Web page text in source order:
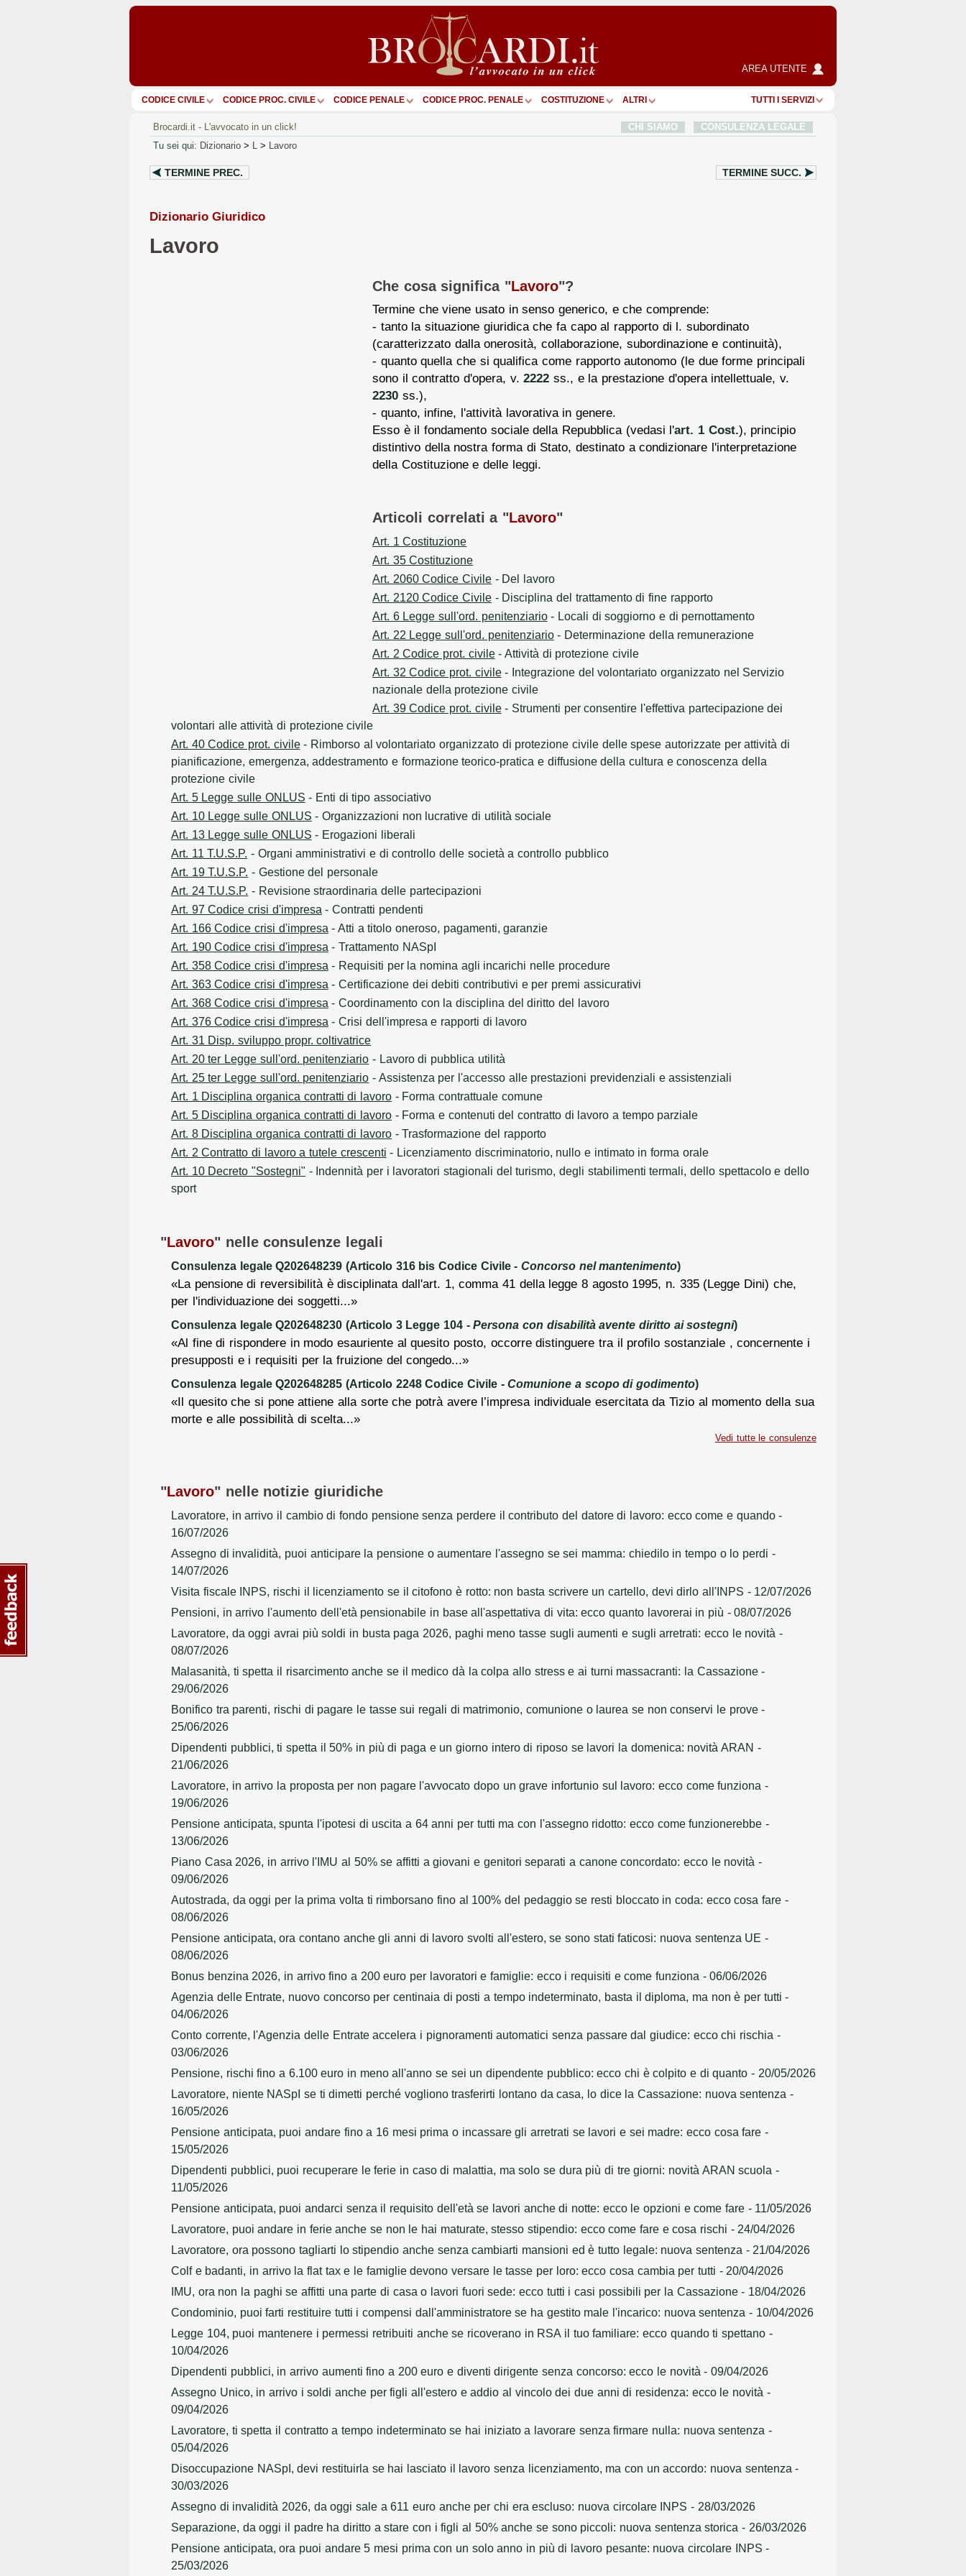
AREA UTENTE
CODICE CIVILE CODICE PROC. CIVILE CODICE PENALE CODICE PROC. PENALE COSTITUZIONE ALTRI TUTTI I SERVIZI
Brocardi.it - L'avvocato in un click! CHI SIAMO
CONSULENZA LEGALE
Tu sei qui: Dizionario > L > Lavoro
TERMINE PREC. TERMINE SUCC.
Dizionario Giuridico
Lavoro
Che cosa significa "Lavoro"?
Termine che viene usato in senso generico, e che comprende:
- tanto la situazione giuridica che fa capo al rapporto di l. subordinato
(caratterizzato dalla onerosità, collaborazione, subordinazione e continuità),
- quanto quella che si qualifica come rapporto autonomo (le due forme principali
sono il contratto d'opera, v.2222 ss., e la prestazione d'opera intellettuale, v.
2230 ss.),
- quanto, infine, l'attività lavorativa in genere.
Esso è il fondamento sociale della Repubblica (vedasi l'art. 1 Cost.), principio
distintivo della nostra forma di Stato, destinato a condizionare l'interpretazione
della Costituzione e delle leggi.
Articoli correlati a "Lavoro"
Art. 1 Costituzione
Art. 35 Costituzione
Art. 2060 Codice Civile - Del lavoro
Art. 2120 Codice Civile - Disciplina del trattamento di fine rapporto
Art. 6 Legge sull'ord. penitenziario- Locali di soggiorno e di pernottamento
Art. 22 Legge sull'ord. penitenziario- Determinazione della remunerazione
Art. 2 Codice prot. civile- Attività di protezione civile
Art. 32 Codice prot. civile- Integrazione del volontariato organizzato nel Servizio
nazionale della protezione civile
Art. 39 Codice prot. civile- Strumenti per consentire l'effettiva partecipazione dei
volontari alle attività di protezione civile
Art. 40 Codice prot. civile- Rimborso al volontariato organizzato di protezione civile delle spese autorizzate per attività di
pianificazione, emergenza, addestramento e formazione teorico-pratica e diffusione della cultura e conoscenza della
protezione civile
Art. 5 Legge sulle ONLUS - Enti di tipo associativo
Art. 10 Legge sulle ONLUS - Organizzazioni non lucrative di utilità sociale
Art. 13 Legge sulle ONLUS - Erogazioni liberali
Art. 11 T.U.S.P. - Organi amministrativi e di controllo delle società a controllo pubblico
Art. 19 T.U.S.P. - Gestione del personale
Art. 24 T.U.S.P. - Revisione straordinaria delle partecipazioni
Art. 97 Codice crisi d'impresa - Contratti pendenti
Art. 166 Codice crisi d'impresa - Atti a titolo oneroso, pagamenti, garanzie
Art. 190 Codice crisi d'impresa - Trattamento NASpI
Art. 358 Codice crisi d'impresa - Requisiti per la nomina agli incarichi nelle procedure
Art. 363 Codice crisi d'impresa - Certificazione dei debiti contributivi e per premi assicurativi
Art. 368 Codice crisi d'impresa - Coordinamento con la disciplina del diritto del lavoro
Art. 376 Codice crisi d'impresa - Crisi dell'impresa e rapporti di lavoro
Art. 31 Disp. sviluppo propr. coltivatrice
Art. 20 ter Legge sull'ord. penitenziario - Lavoro di pubblica utilità
Art. 25 ter Legge sull'ord. penitenziario - Assistenza per l'accesso alle prestazioni previdenziali e assistenziali
Art. 1 Disciplina organica contratti di lavoro - Forma contrattuale comune
Art. 5 Disciplina organica contratti di lavoro - Forma e contenuti del contratto di lavoro a tempo parziale
Art. 8 Disciplina organica contratti di lavoro - Trasformazione del rapporto
Art. 2 Contratto di lavoro a tutele crescenti - Licenziamento discriminatorio, nullo e intimato in forma orale
Art. 10 Decreto "Sostegni" - Indennità per i lavoratori stagionali del turismo, degli stabilimenti termali, dello spettacolo e dello
sport
"Lavoro" nelle consulenze legali
Consulenza legale Q202648239 (Articolo 316 bis Codice Civile - Concorso nel mantenimento)
«La pensione di reversibilità è disciplinata dall'art. 1, comma 41 della legge 8 agosto 1995, n. 335 (Legge Dini) che,
per l'individuazione dei soggetti...»
Consulenza legale Q202648230 (Articolo 3 Legge 104 -Persona con disabilità avente diritto ai sostegni)
«Al fine di rispondere in modo esauriente al quesito posto, occorre distinguere tra il profilo sostanziale , concernente i
presupposti e i requisiti per la fruizione del congedo...»
Consulenza legale Q202648285 (Articolo 2248 Codice Civile -Comunione a scopo di godimento)
«Il quesito che si pone attiene alla sorte che potrà avere l’impresa individuale esercitata da Tizio al momento della sua
morte e alle possibilità di scelta...»
Vedi tutte le consulenze
"Lavoro" nelle notizie giuridiche
Lavoratore, in arrivo il cambio di fondo pensione senza perdere il contributo del datore di lavoro: ecco come e quando-
16/07/2026
Assegno di invalidità, puoi anticipare la pensione o aumentare l'assegno se sei mamma: chiedilo in tempo o lo perdi -
14/07/2026
Visita fiscale INPS, rischi il licenziamento se il citofono è rotto: non basta scrivere un cartello, devi dirlo all'INPS - 12/07/2026
Pensioni, in arrivo l'aumento dell'età pensionabile in base all'aspettativa di vita: ecco quanto lavorerai in più - 08/07/2026
Lavoratore, da oggi avrai più soldi in busta paga 2026, paghi meno tasse sugli aumenti e sugli arretrati: ecco le novità -
08/07/2026
Malasanità, ti spetta il risarcimento anche se il medico dà la colpa allo stress e ai turni massacranti: la Cassazione-
29/06/2026
Bonifico tra parenti, rischi di pagare le tasse sui regali di matrimonio, comunione o laurea se non conservi le prove-
25/06/2026
Dipendenti pubblici, ti spetta il 50% in più di paga e un giorno intero di riposo se lavori la domenica: novità ARAN -
21/06/2026
Lavoratore, in arrivo la proposta per non pagare l'avvocato dopo un grave infortunio sul lavoro: ecco come funziona -
19/06/2026
Pensione anticipata, spunta l'ipotesi di uscita a 64 anni per tutti ma con l'assegno ridotto: ecco come funzionerebbe -
13/06/2026
Piano Casa 2026, in arrivo l'IMU al 50% se affitti a giovani e genitori separati a canone concordato: ecco le novità -
09/06/2026
Autostrada, da oggi per la prima volta ti rimborsano fino al 100% del pedaggio se resti bloccato in coda: ecco cosa fare -
08/06/2026
Pensione anticipata, ora contano anche gli anni di lavoro svolti all'estero, se sono stati faticosi: nuova sentenza UE -
08/06/2026
Bonus benzina 2026, in arrivo fino a 200 euro per lavoratori e famiglie: ecco i requisiti e come funziona - 06/06/2026
Agenzia delle Entrate, nuovo concorso per centinaia di posti a tempo indeterminato, basta il diploma, ma non è per tutti -
04/06/2026
Conto corrente, l'Agenzia delle Entrate accelera i pignoramenti automatici senza passare dal giudice: ecco chi rischia -
03/06/2026
Pensione, rischi fino a 6.100 euro in meno all'anno se sei un dipendente pubblico: ecco chi è colpito e di quanto - 20/05/2026
Lavoratore, niente NASpI se ti dimetti perché vogliono trasferirti lontano da casa, lo dice la Cassazione: nuova sentenza -
16/05/2026
Pensione anticipata, puoi andare fino a 16 mesi prima o incassare gli arretrati se lavori e sei madre: ecco cosa fare -
15/05/2026
Dipendenti pubblici, puoi recuperare le ferie in caso di malattia, ma solo se dura più di tre giorni: novità ARAN scuola -
11/05/2026
Pensione anticipata, puoi andarci senza il requisito dell'età se lavori anche di notte: ecco le opzioni e come fare - 11/05/2026
Lavoratore, puoi andare in ferie anche se non le hai maturate, stesso stipendio: ecco come fare e cosa rischi - 24/04/2026
Lavoratore, ora possono tagliarti lo stipendio anche senza cambiarti mansioni ed è tutto legale: nuova sentenza - 21/04/2026
Colf e badanti, in arrivo la flat tax e le famiglie devono versare le tasse per loro: ecco cosa cambia per tutti - 20/04/2026
IMU, ora non la paghi se affitti una parte di casa o lavori fuori sede: ecco tutti i casi possibili per la Cassazione- 18/04/2026
Condominio, puoi farti restituire tutti i compensi dall'amministratore se ha gestito male l'incarico: nuova sentenza - 10/04/2026
Legge 104, puoi mantenere i permessi retribuiti anche se ricoverano in RSA il tuo familiare: ecco quando ti spettano -
10/04/2026
Dipendenti pubblici, in arrivo aumenti fino a 200 euro e diventi dirigente senza concorso: ecco le novità - 09/04/2026
Assegno Unico, in arrivo i soldi anche per figli all'estero e addio al vincolo dei due anni di residenza: ecco le novità -
09/04/2026
Lavoratore, ti spetta il contratto a tempo indeterminato se hai iniziato a lavorare senza firmare nulla: nuova sentenza -
05/04/2026
Disoccupazione NASpI, devi restituirla se hai lasciato il lavoro senza licenziamento, ma con un accordo: nuova sentenza -
30/03/2026
Assegno di invalidità 2026, da oggi sale a 611 euro anche per chi era escluso: nuova circolare INPS - 28/03/2026
Separazione, da oggi il padre ha diritto a stare con i figli al 50% anche se sono piccoli: nuova sentenza storica - 26/03/2026
Pensione anticipata, ora puoi andare 5 mesi prima con un solo anno in più di lavoro pesante: nuova circolare INPS -
25/03/2026